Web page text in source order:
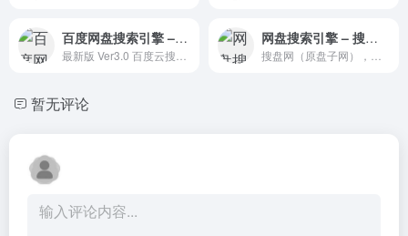
百度网盘搜索引擎 – 百度网盘之家 网盘搜索引擎 – 搜盘网
暂无评论